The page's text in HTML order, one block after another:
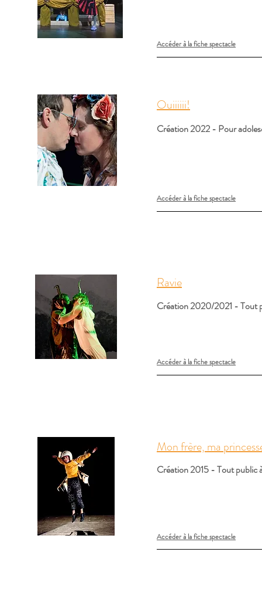
Accéder à la fiche spectacle
Ouiiiiii!
Création 2022 - Pour
Accéder à la fiche spectacle
Ravie
Création 2020/2021 - Tout
Accéder à la fiche spectacle
Mon frère, ma
Création 2015 - Tout public
Accéder à la fiche spectacle